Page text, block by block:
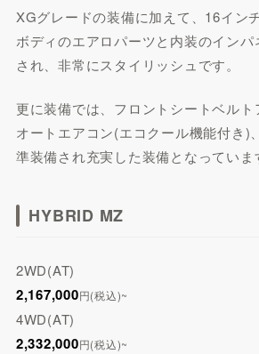
XGグレードの装備に加えて、16イン
ボディのエアロパーツと内装のイン
され、非常にスタイリッシュです。
更に装備では、フロントシートベル
オートエアコン(エコクール機能付き)
準装備され充実した装備となっていま
HYBRID MZ
2WD(AT)
2,167,000円(税込)~
4WD(AT)
2,332,000円(税込)~